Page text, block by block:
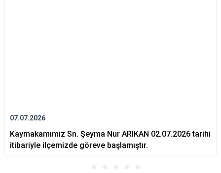
07.07.2026
Kaymakamımız Sn. Şeyma Nur ARIKAN 02.07.2026 tarihi
itibariyle ilçemizde göreve başlamıştır.